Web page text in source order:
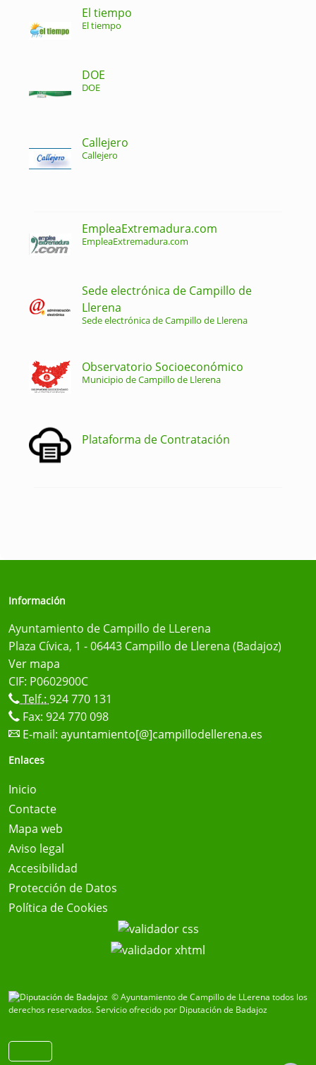
El tiempo
El tiempo
DOE
DOE
Callejero
Callejero
EmpleaExtremadura.com
EmpleaExtremadura.com
Sede electrónica de Campillo de
Llerena
Sede electrónica de Campillo de Llerena
Observatorio Socioeconómico
Municipio de Campillo de Llerena
Plataforma de Contratación
Información
Ayuntamiento de Campillo de LLerena
Plaza Cívica, 1 - 06443 Campillo de Llerena (Badajoz)
Ver mapa
CIF: P0602900C
Telf.: 924 770 131
Fax: 924 770 098
E-mail: ayuntamiento[@]campillodellerena.es
Enlaces
Inicio
Contacte
Mapa web
Aviso legal
Accesibilidad
Protección de Datos
Política de Cookies
© Ayuntamiento de Campillo de LLerena todos los
derechos reservados.Servicio ofrecido por Diputación de Badajoz